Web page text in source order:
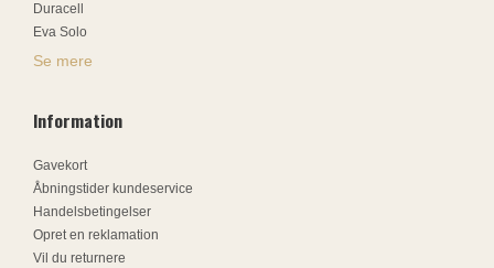
Duracell
Eva Solo
Se mere
Information
Gavekort
Åbningstider kundeservice
Handelsbetingelser
Opret en reklamation
Vil du returnere